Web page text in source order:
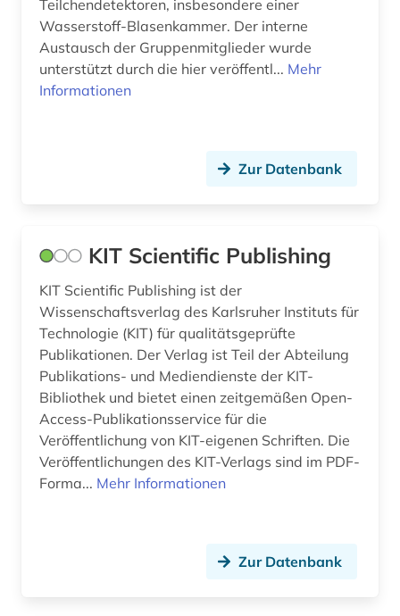
Teilchendetektoren, insbesondere einer
Wasserstoff-Blasenkammer. Der interne
Austausch der Gruppenmitglieder wurde
unterstützt durch die hier veröffentl... Mehr
Informationen
Zur Datenbank
KIT Scientific Publishing
KIT Scientific Publishing ist der
Wissenschaftsverlag des Karlsruher Instituts für
Technologie (KIT) für qualitätsgeprüfte
Publikationen. Der Verlag ist Teil der Abteilung
Publikations- und Mediendienste der KIT-
Bibliothek und bietet einen zeitgemäßen Open-
Access-Publikationsservice für die
Veröffentlichung von KIT-eigenen Schriften. Die
Veröffentlichungen des KIT-Verlags sind im PDF-
Forma... Mehr Informationen
Zur Datenbank